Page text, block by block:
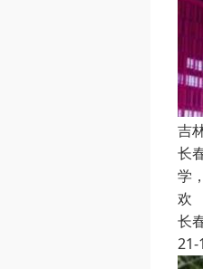
吉
长
学
欢
长
21-